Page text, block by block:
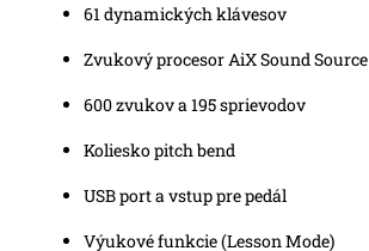
61 dynamických klávesov
Zvukový procesor AiX Sound Source
600 zvukov a 195 sprievodov
Koliesko pitch bend
USB port a vstup pre pedál
Výukové funkcie (Lesson Mode)